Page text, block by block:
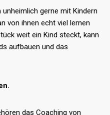
gerne mit Kindern
von ihnen echt viel lernen
weit ein Kind steckt, kann
aufbauen und das
das Coaching von